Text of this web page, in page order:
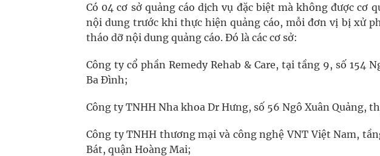
Tiếp tục rà soát, triển khai các nhiệm vụ trong lĩnh vực cấp cứu, điều trị
Có 04 cơ sở quảng cáo dịch vụ đặc biệt mà không được cơ
nội dung trước khi thực hiện quảng cáo, mỗi đơn vị bị xử
tháo dỡ nội dung quảng cáo. Đó là các cơ sở:
Công ty cổ phần Remedy Rehab & Care, tại tầng 9, số 154
Ba Đình;
Công ty TNHH Nha khoa Dr Hưng, số 56 Ngô Xuân Quảng,
Công ty TNHH thương mại và công nghệ VNT Việt Nam,
Bát, quận Hoàng Mai;